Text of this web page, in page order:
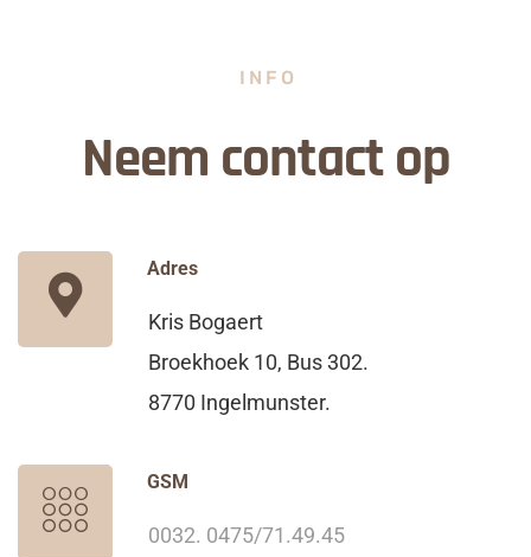
INFO
Neem contact op
Adres
Kris Bogaert
Broekhoek 10, Bus 302.
8770 Ingelmunster.
GSM
0032. 0475/71.49.45